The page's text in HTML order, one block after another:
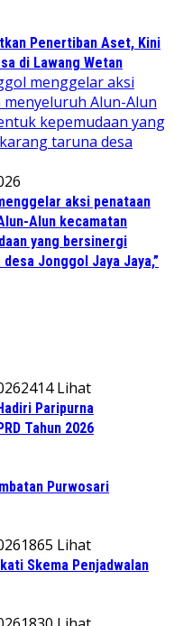
Penertiban Aset, Kini
di Lawang Wetan
aksi penataan
Alun kecamatan
yang bersinergi
Jonggol Jaya Jaya,”
2414 Lihat
Paripurna
Tahun 2026
Purwosari
1865 Lihat
Skema Penjadwalan